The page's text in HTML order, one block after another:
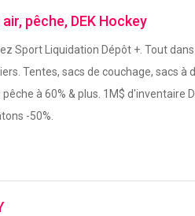
pêche, DEK Hockey
Sport Liquidation Dépôt +. Tout
Tentes, sacs de couchage, sacs à
à 60% & plus. 1M$ d'inventaire
-50%.